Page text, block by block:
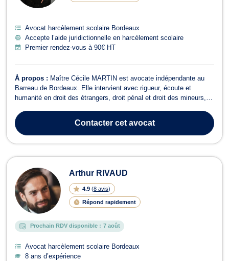
Avocat harcèlement scolaire Bordeaux
Accepte l’aide juridictionnelle en harcèlement scolaire
Premier rendez-vous à 90€ HT
À propos : Maître Cécile MARTIN est avocate indépendante au
Barreau de Bordeaux. Elle intervient avec rigueur, écoute et
humanité en droit des étrangers, droit pénal et droit des mineurs,
🔹 Droit des étrangers : elle accompagne ses clients dans des
procédures telles que ...Contactercet avocat
Arthur RIVAUD
4.9 (8 avis)
Répond rapidement
Prochain RDV disponible : 7 août
Avocat harcèlement scolaire Bordeaux
8 ans d’expérience